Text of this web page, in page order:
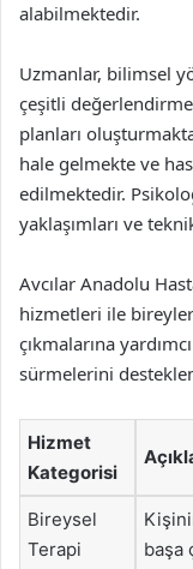
alabilmektedir.
Uzmanlar, bilimsel
çeşitli
planları
hale gelmekte ve
edilmektedir.
yaklaşımları ve
Avcılar Anadolu
hizmetleri ile
çıkmalarına
sürmelerini
Hizmet
Kategorisi
Bireysel
Terapi
başa